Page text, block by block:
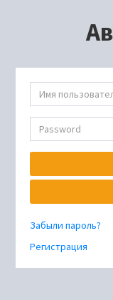
Забыли пароль?
Регистрация